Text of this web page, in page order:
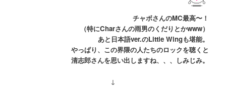
チャボさんのMC最高〜！
（特にCharさんの雨男のくだりとかwww）
あと日本語ver.のLittle Wingも堪能。
やっぱり、この界隈の人たちのロックを聴くと
清志郎さんを思い出しますね、、、しみじみ。
↓